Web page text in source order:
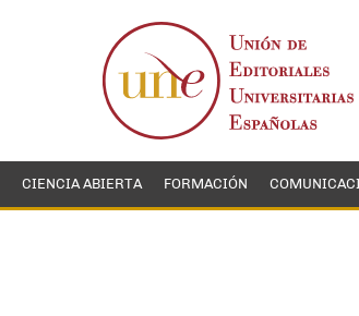
CIENCIA ABIERTA FORMACIÓN